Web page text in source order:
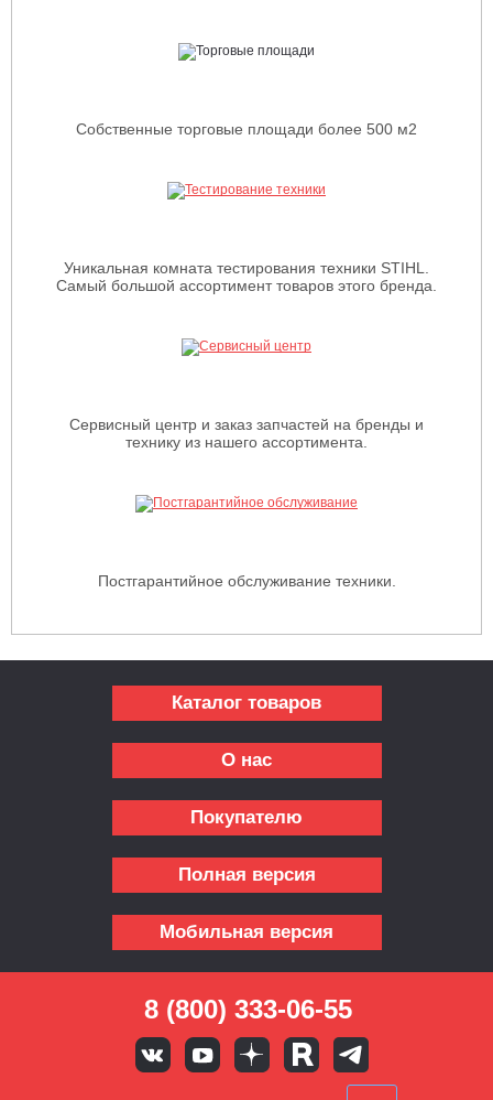
Собственные торговые площади более 500 м2
Уникальная комната тестирования техники STIHL.
Самый большой ассортимент товаров этого бренда.
Сервисный центр и заказ запчастей на бренды и
технику из нашего ассортимента.
Постгарантийное обслуживание техники.
Каталог товаров
О нас
Покупателю
Полная версия
Мобильная версия
8 (800) 333-06-55